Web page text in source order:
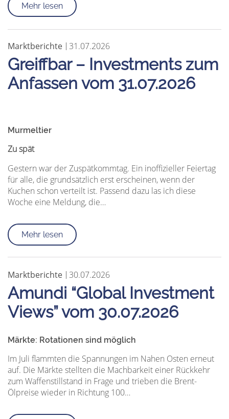
Mehr lesen
Marktberichte 31.07.2026
Greiffbar – Investments zum
Anfassen vom 31.07.2026
Murmeltier
Zu spät
Gestern war der Zuspätkommtag. Ein inoffizieller Feiertag
für alle, die grundsätzlich erst erscheinen, wenn der
Kuchen schon verteilt ist. Passend dazu las ich diese
Woche eine Meldung, die…
Mehr lesen
Marktberichte 30.07.2026
Amundi “Global Investment
Views” vom 30.07.2026
Märkte: Rotationen sind möglich
Im Juli flammten die Spannungen im Nahen Osten erneut
auf. Die Märkte stellten die Machbarkeit einer Rückkehr
zum Waffenstillstand in Frage und trieben die Brent-
Ölpreise wieder in Richtung 100…